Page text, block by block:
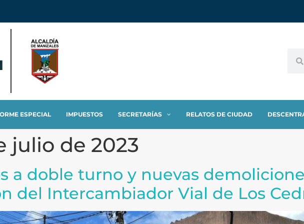
ESPECIAL IMPUESTOS SECRETARÍAS RELATOS DE CIUDAD
julio de 2023
a doble turno y nuevas
del Intercambiador Vial de Los